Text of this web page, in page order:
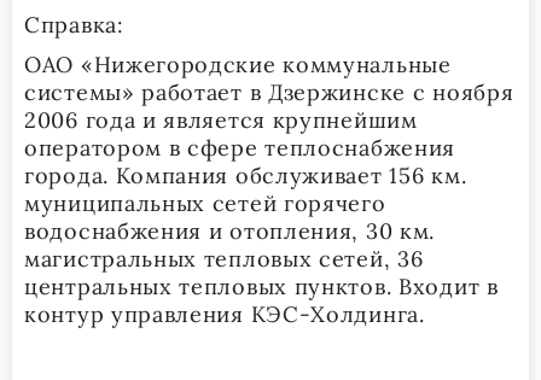
Справка:
ОАО «Нижегородские коммунальные
системы» работает в Дзержинске с ноября
2006 года и является крупнейшим
оператором в сфере теплоснабжения
города. Компания обслуживает 156 км.
муниципальных сетей горячего
водоснабжения и отопления, 30 км.
магистральных тепловых сетей, 36
центральных тепловых пунктов. Входит в
контур управления КЭС-Холдинга.